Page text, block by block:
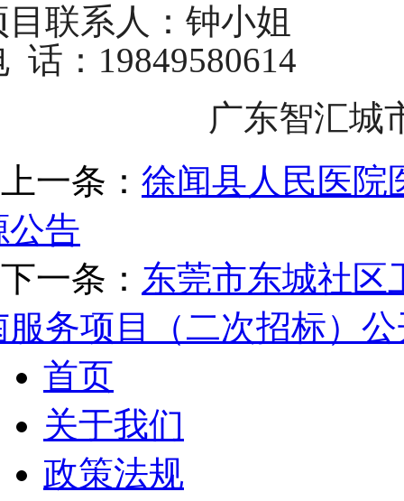
目联系人：钟小姐
话：19849580614
广东智汇城
上一条： 徐闻县人民医院
公告
下一条： 东莞市东城社区
服务项目（二次招标）
首页
关于我们
政策法规